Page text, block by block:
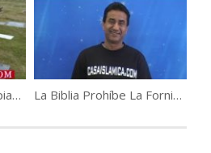
El Verdadero hombre piadoso de taqwâ La Biblia Prohíbe La Fornicación .